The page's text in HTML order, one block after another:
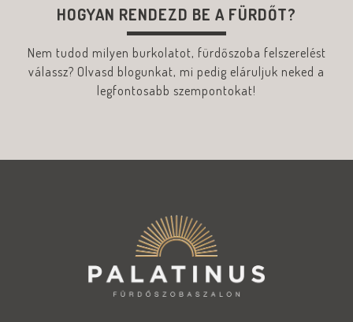
HOGYAN RENDEZD BE A FÜRDŐT?
Nem tudod milyen burkolatot, fürdőszoba felszerelést
válassz? Olvasd blogunkat, mi pedig eláruljuk neked a
legfontosabb szempontokat!